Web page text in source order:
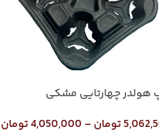
هولدر چهارتایی مشکی
تومان –
4,050,000تومان